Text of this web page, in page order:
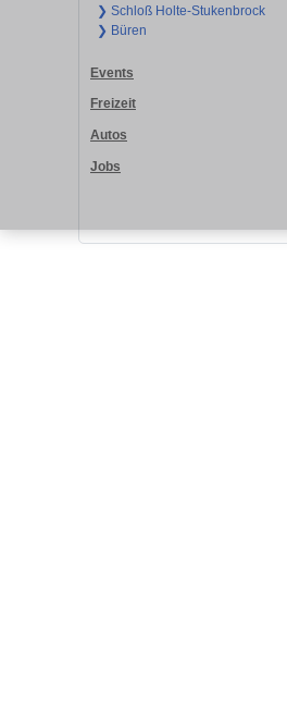
❯ Schloß Holte-Stukenbrock
❯ Büren
Events
Freizeit
Autos
Jobs